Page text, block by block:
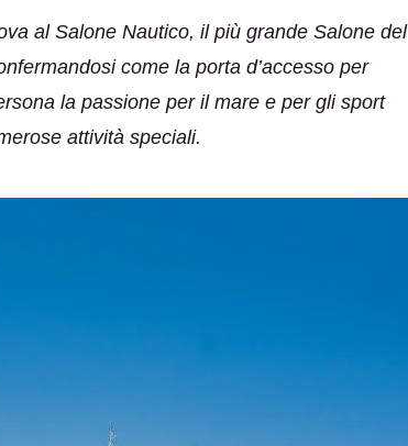
al Salone Nautico, il più grande Salone del
come la porta d’accesso per
la passione per il mare e per gli sport
attività speciali.